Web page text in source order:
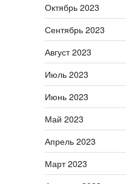
Октябрь 2023
Сентябрь 2023
Август 2023
Июль 2023
Июнь 2023
Май 2023
Апрель 2023
Март 2023